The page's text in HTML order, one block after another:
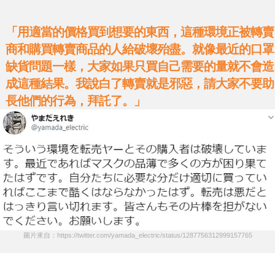
「用適當的價格買到想要的東西，這種環境正被轉賣
商和購買轉賣商品的人給破壞殆盡。就像最近的口罩
缺貨問題一樣，大家如果只買自己需要的量就不會造
成這種結果。我說白了轉賣就是邪惡，請大家不要助
長他們的行為，拜託了。」
圖片來自：https://twitter.com/yamada_electric/status/1287756312999157765